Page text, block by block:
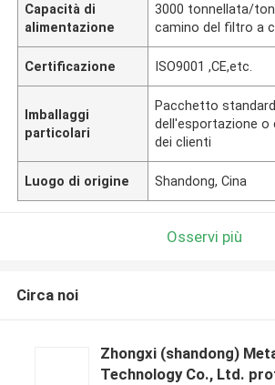
Capacità di
alimentazione
3000 tonnellata/
camino del filtro a
Certificazione ISO9001 ,CE,etc.
Imballaggi
particolari
Pacchetto standard
dell'esportazione o
dei clienti
Luogo di origine Shandong, Cina
Osservi più
Circa noi
Zhongxi (shandong)
Technology Co., Ltd.